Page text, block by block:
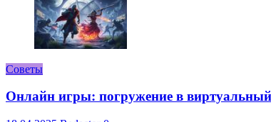
Советы
Онлайн игры: погружение в